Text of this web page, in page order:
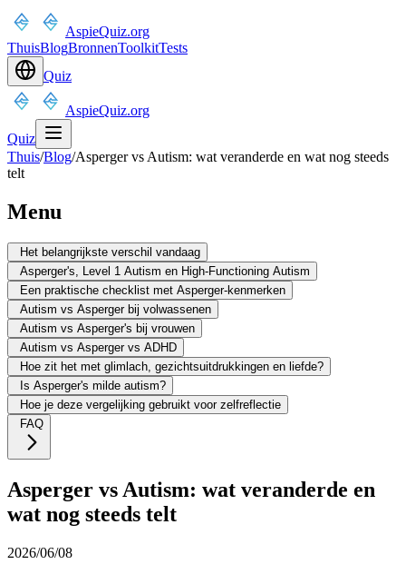
AspieQuiz.org
ThuisBlogBronnenToolkitTests
Quiz
AspieQuiz.org
Quiz
Thuis/Blog/Asperger vs Autism: wat veranderde en wat nog steeds
telt
Menu
Het belangrijkste verschil vandaag
Asperger's, Level 1 Autism en High-Functioning Autism
Een praktische checklist met Asperger-kenmerken
Autism vs Asperger bij volwassenen
Autism vs Asperger's bij vrouwen
Autism vs Asperger vs ADHD
Hoe zit het met glimlach, gezichtsuitdrukkingen en liefde?
Is Asperger's milde autism?
Hoe je deze vergelijking gebruikt voor zelfreflectie
FAQ
Asperger vs Autism: wat veranderde en
wat nog steeds telt
2026/06/08